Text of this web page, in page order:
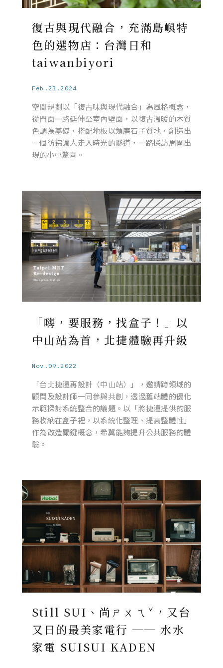
復古與現代融合，充滿島嶼特
色的選物店：台灣日和
taiwanbiyori
Feb.23.2024
空間規劃以「復古味與現代融合」為風格概念，
從門面一路延伸至室內壁面，以復古溫暖的木質
色調為基礎，搭配地板以類磨石子質地，創造出
一個彷彿讓人走入時光的隧道，一路探訪周圍出
現的小小驚喜。
「嗨，要服務，找盒子！」以
中山站為首，北捷體驗再升級
Nov.09.2022
「台北捷運再設計（中山站）」，邀請跨領域的
顧問及設計師一同參與共創，透過舊站體的優化
示範探討系統整合的議題。以「將捷運提供的服
務收納在盒子裡，以系統化整理、提高整體性」
作為改造關鍵概念，希冀能夠提升公共服務的體
驗。
Still SUI、尚ㄕㄨㄟˇ，又台
又日的最美家電行 ── 水水
家電 SUISUI KADEN